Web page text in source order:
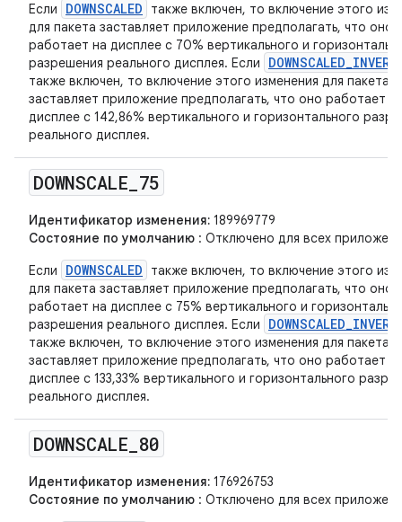
Если DOWNSCALED
также включен, то включение этого
для пакета заставляет приложение предполагать, что оно
работает на дисплее с 70% вертикального и
разрешения реального дисплея. Если
также включен, то включение этого изменения для пакета
заставляет приложение предполагать, что оно работает
дисплее с 142,86% вертикального и горизонтального
реального дисплея.
DOWNSCALE 75
Идентификатор изменения: 189969779
Состояние по умолчанию : Отключено для всех
Если
DOWNSCALED
также включен, то включение этого
для пакета заставляет приложение предполагать, что оно
работает на дисплее с 75% вертикального и
разрешения реального дисплея. Если
также включен, то включение этого изменения для пакета
заставляет приложение предполагать, что оно работает
дисплее с 133,33% вертикального и горизонтального
реального дисплея.
DOWNSCALE 80
Идентификатор изменения: 176926753
Состояние по умолчанию : Отключено для всех